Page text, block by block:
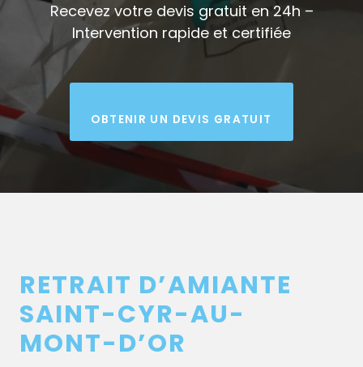
Recevez votre devis gratuit en 24h –
Intervention rapide et certifiée
OBTENIR UN DEVIS GRATUIT
RETRAIT D’AMIANTE
SAINT-CYR-AU-
MONT-D’OR